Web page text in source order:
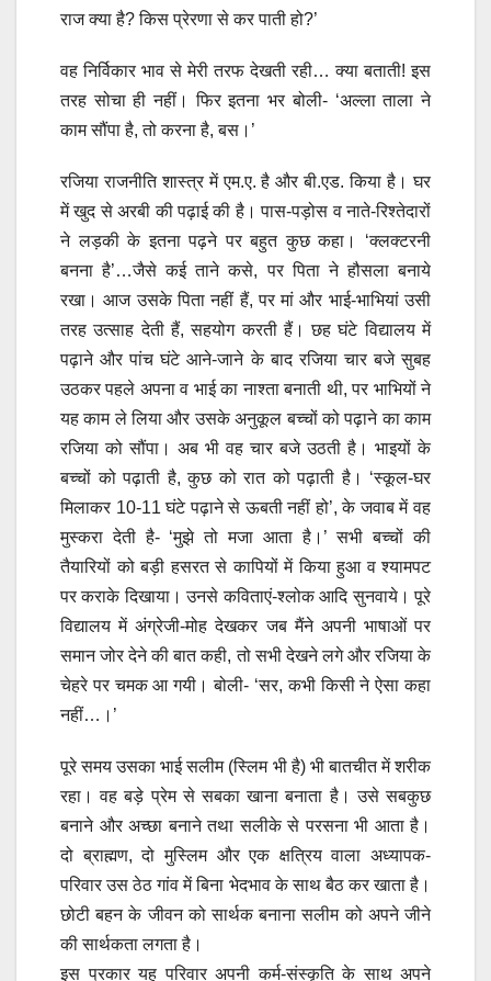
राज क्या है? किस प्रेरणा से कर पाती हो?’
वह निर्विकार भाव से मेरी तरफ देखती रही… क्या बताती! इस
तरह सोचा ही नहीं। फिर इतना भर बोली- ‘अल्ला ताला ने
काम सौंपा है, तो करना है, बस।’
रजिया राजनीति शास्त्र में एम.ए. है और बी.एड. किया है। घर
में खुद से अरबी की पढ़ाई की है। पास-पड़ोस व नाते-रिश्तेदारों
ने लड़की के इतना पढ़ने पर बहुत कुछ कहा। ‘क्लक्टरनी
बनना है’…जैसे कई ताने कसे, पर पिता ने हौसला बनाये
रखा। आज उसके पिता नहीं हैं, पर मां और भाई-भाभियां उसी
तरह उत्साह देती हैं, सहयोग करती हैं। छह घंटे विद्यालय में
पढ़ाने और पांच घंटे आने-जाने के बाद रजिया चार बजे सुबह
उठकर पहले अपना व भाई का नाश्ता बनाती थी, पर भाभियों ने
यह काम ले लिया और उसके अनुकूल बच्चों को पढ़ाने का काम
रजिया को सौंपा। अब भी वह चार बजे उठती है। भाइयों के
बच्चों को पढ़ाती है, कुछ को रात को पढ़ाती है। ‘स्कूल-घर
मिलाकर 10-11 घंटे पढ़ाने से ऊबती नहीं हो’, के जवाब में वह
मुस्करा देती है- ‘मुझे तो मजा आता है।’ सभी बच्चों की
तैयारियों को बड़ी हसरत से कापियों में किया हुआ व श्यामपट
पर कराके दिखाया। उनसे कविताएं-श्लोक आदि सुनवाये। पूरे
विद्यालय में अंग्रेजी-मोह देखकर जब मैंने अपनी भाषाओं पर
समान जोर देने की बात कही, तो सभी देखने लगे और रजिया के
चेहरे पर चमक आ गयी। बोली- ‘सर, कभी किसी ने ऐसा कहा
नहीं…।’
पूरे समय उसका भाई सलीम (स्लिम भी है) भी बातचीत में शरीक
रहा। वह बड़े प्रेम से सबका खाना बनाता है। उसे सबकुछ
बनाने और अच्छा बनाने तथा सलीके से परसना भी आता है।
दो ब्राह्मण, दो मुस्लिम और एक क्षत्रिय वाला अध्यापक-
परिवार उस ठेठ गांव में बिना भेदभाव के साथ बैठ कर खाता है।
छोटी बहन के जीवन को सार्थक बनाना सलीम को अपने जीने
की सार्थकता लगता है।
इस प्रकार यह परिवार अपनी कर्म-संस्कृति के साथ अपने